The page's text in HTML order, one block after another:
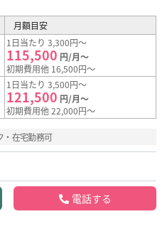
月額目安
1日当たり 3,300円～
115,500 円/月～
初期費用他 16,500円～
1日当たり 3,500円～
121,500 円/月～
初期費用他 22,000円～
・在宅勤務可
電話する